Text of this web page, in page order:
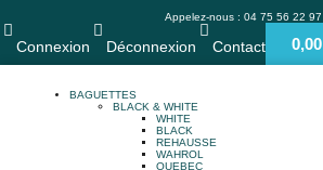
Appelez-nous : 04 75 56 22 97
Connexion Déconnexion Contact 0,00
BAGUETTES
BLACK & WHITE
WHITE
BLACK
REHAUSSE
WAHROL
QUEBEC